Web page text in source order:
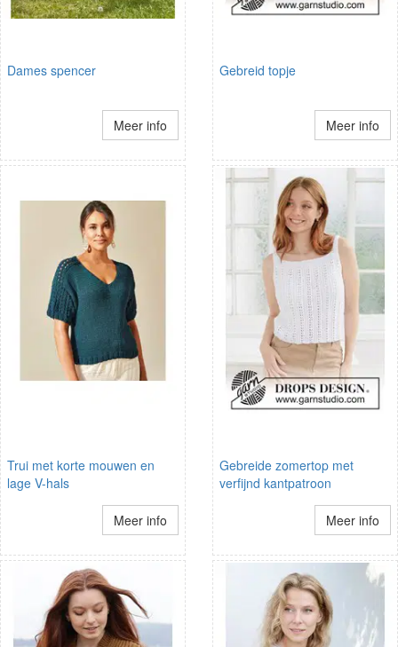
Dames spencer
Meer info
Gebreid topje
Meer info
Trui met korte mouwen en
lage V-hals
Meer info
Gebreide zomertop met
verfijnd kantpatroon
Meer info